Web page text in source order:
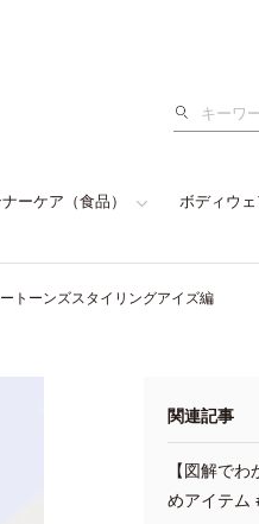
検
ーケア（食品） ボディウ
トーンズスタイリングアイズ編
関連記事
【図解で
めアイテム